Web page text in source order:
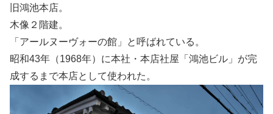
旧鴻池本店。
木像２階建。
「アールヌーヴォーの館」と呼ばれている。
昭和43年（1968年）に本社・本店社屋「鴻池ビル」が完
成するまで本店として使われた。